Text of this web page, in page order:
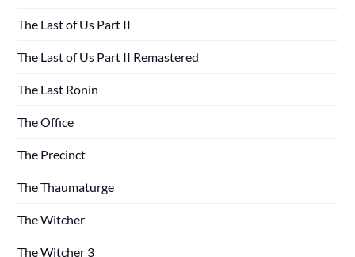
The Last of Us Part II
The Last of Us Part II Remastered
The Last Ronin
The Office
The Precinct
The Thaumaturge
The Witcher
The Witcher 3